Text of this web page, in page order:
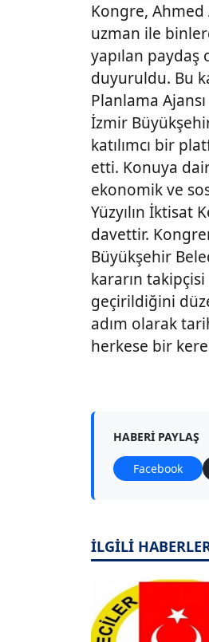
Kongre, Ahmed
uzman ile
yapılan
duyuruldu. Bu
Planlama
İzmir
katılımcı bir
etti. Konuya
ekonomik ve
Yüzyılın İktisat
davettir.
Büyükşehir
kararın
geçirildiğini
adım olarak
herkese bir
HABERI PAYLAŞ
Facebook
İLGİLİ